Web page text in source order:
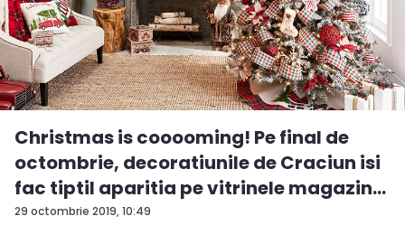
29 octombrie 2019, 10:49
Christmas is cooooming! Pe final de
octombrie, decoratiunile de Craciun isi
fac tiptil aparitia pe vitrinele magazin...